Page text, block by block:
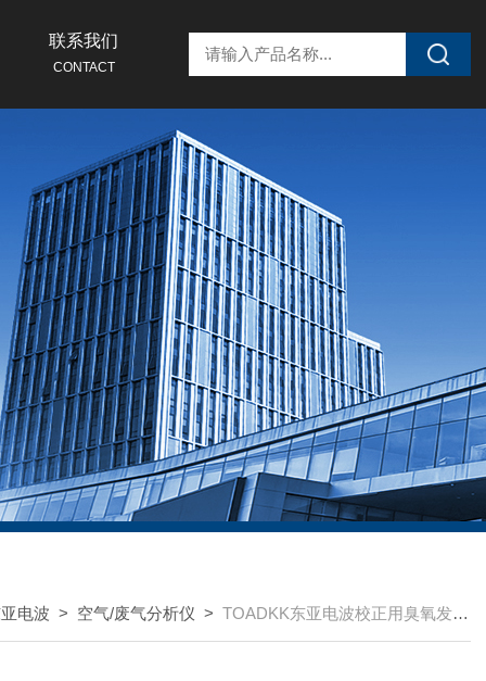
联系我们
CONTACT
亚电波 > 空气/废气分析仪 >TOADKK东亚电波校正用臭氧发生器